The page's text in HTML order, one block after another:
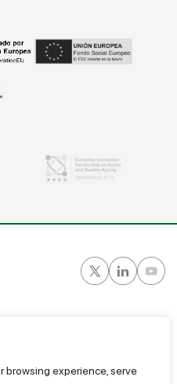
browsing experience, serve
124